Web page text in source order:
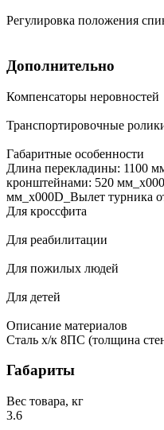
Регулировка положения
Дополнительно
Компенсаторы неровностей
Транспортировочные
Габаритные особенности
Длина перекладины: 1100
кронштейнами: 520
мм_x000D_Вылет турника
Для кроссфита
Для реабилитации
Для пожилых людей
Для детей
Описание материалов
Сталь х/к 8ПС (толщина
Габариты
Вес товара, кг
3.6